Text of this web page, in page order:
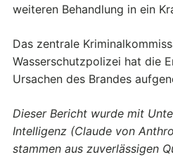
weiteren Behandlung in ein
Das zentrale
Wasserschutzpolizei hat die
Ursachen des Brandes
Dieser Bericht wurde mit
Intelligenz (Claude von
stammen aus zuverlässigen